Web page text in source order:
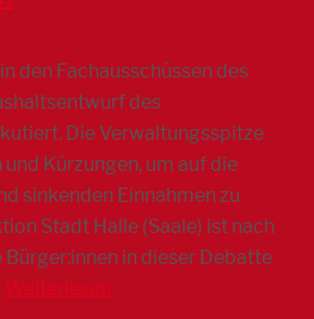
den Fachausschüssen des
des
Die Verwaltungsspitze
Kürzungen, um auf die
sinkenden Einnahmen zu
Stadt Halle (Saale) ist nach
in dieser Debatte
Weiterlesen